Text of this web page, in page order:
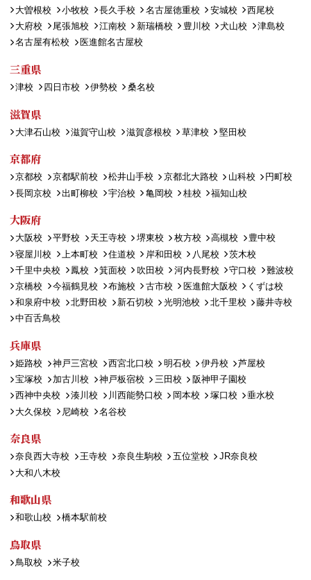
大曽根校
小牧校 長久手校 名古屋徳重校 安城校
西尾校
大府校
尾張旭校 江南校 新瑞橋校 豊川校 犬山校
津島校
名古屋有松校
医進館名古屋校
三重県
津校 四日市校 伊勢校 桑名校
滋賀県
大津石山校 滋賀守山校 滋賀彦根校 草津校 堅田校
京都府
京都校 京都駅前校 松井山手校 京都北大路校 山科校
円町校
長岡京校
出町柳校 宇治校 亀岡校 桂校 福知山校
大阪府
大阪校 平野校 天王寺校 堺東校 枚方校 高槻校
豊中校
寝屋川校
上本町校 住道校 岸和田校 八尾校
茨木校
千里中央校
鳳校 箕面校 吹田校 河内長野校 守口校
難波校
京橋校
今福鶴見校 布施校 古市校 医進館大阪校
くずは校
和泉府中校
北野田校 新石切校 光明池校 北千里校
藤井寺校
中百舌鳥校
兵庫県
姫路校 神戸三宮校 西宮北口校 明石校 伊丹校
芦屋校
宝塚校
加古川校 神戸板宿校 三田校
阪神甲子園校
西神中央校
湊川校 川西能勢口校 岡本校 塚口校
垂水校
大久保校
尼崎校 名谷校
奈良県
奈良西大寺校 王寺校 奈良生駒校 五位堂校
JR奈良校
大和八木校
和歌山県
和歌山校 橋本駅前校
鳥取県
鳥取校 米子校